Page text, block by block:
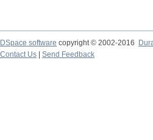
DSpace software copyright © 2002-2016
Contact Us
Send Feedback